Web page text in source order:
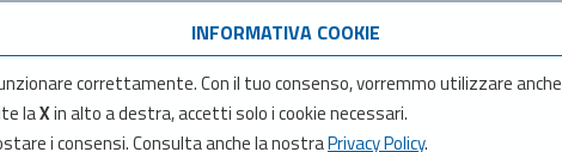
INFORMATIVA COOKIE
correttamente. Con il tuo consenso, vorremmo utilizzare anche
laXin alto a destra, accetti solo i cookie necessari.
i consensi. Consulta anche la nostraPrivacy Policy.